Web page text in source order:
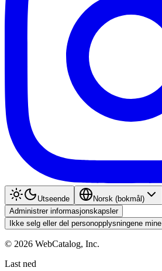
Utseende
Norsk (bokmål)
Administrer informasjonskapsler
Ikke selg eller del personopplysningene mine
© 2026 WebCatalog, Inc.
Last ned